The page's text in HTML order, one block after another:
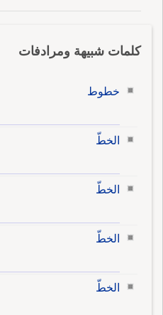
كلمات شبيهة ومرادفات
خطوط
الخطّ
الخطّ
الخطّ
الخطّ